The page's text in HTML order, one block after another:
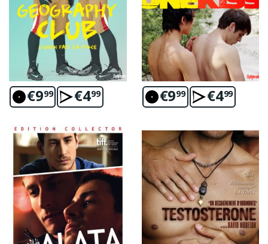
€999 €499 €999 €499